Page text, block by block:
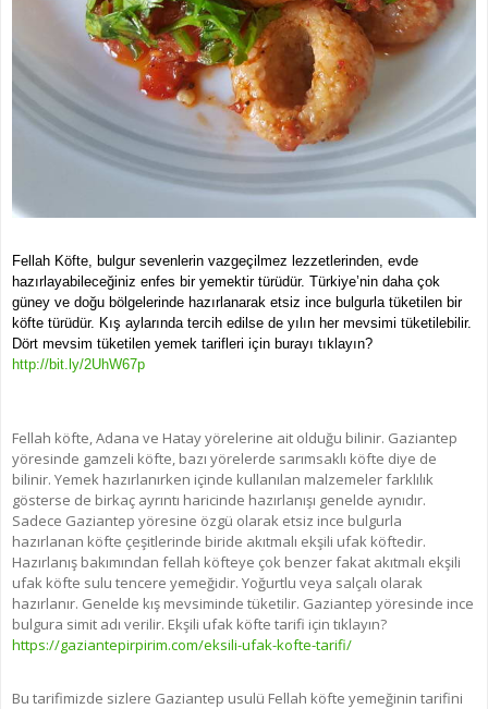
Fellah Köfte, bulgur sevenlerin vazgeçilmez lezzetlerinden, evde
hazırlayabileceğiniz enfes bir yemektir türüdür. Türkiye’nin daha çok
güney ve doğu bölgelerinde hazırlanarak etsiz ince bulgurla tüketilen bir
köfte türüdür. Kış aylarında tercih edilse de yılın her mevsimi tüketilebilir.
Dört mevsim tüketilen yemek tarifleri için burayı tıklayın?
http://bit.ly/2UhW67p
Fellah köfte, Adana ve Hatay yörelerine ait olduğu bilinir. Gaziantep
yöresinde gamzeli köfte, bazı yörelerde sarımsaklı köfte diye de
bilinir. Yemek hazırlanırken içinde kullanılan malzemeler farklılık
gösterse de birkaç ayrıntı haricinde hazırlanışı genelde aynıdır.
Sadece Gaziantep yöresine özgü olarak etsiz ince bulgurla
hazırlanan köfte çeşitlerinde biride akıtmalı ekşili ufak köftedir.
Hazırlanış bakımından fellah köfteye çok benzer fakat akıtmalı ekşili
ufak köfte sulu tencere yemeğidir. Yoğurtlu veya salçalı olarak
hazırlanır. Genelde kış mevsiminde tüketilir. Gaziantep yöresinde ince
bulgura simit adı verilir. Ekşili ufak köfte tarifi için tıklayın?
https://gaziantepirpirim.com/eksili-ufak-kofte-tarifi/
Bu tarifimizde sizlere Gaziantep usulü Fellah köfte yemeğinin tarifini